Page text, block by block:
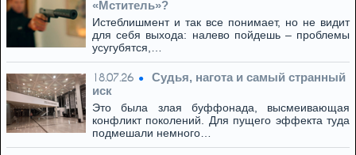
«Мститель»?
Истеблишмент и так все понимает, но не видит
для себя выхода: налево пойдешь – проблемы
усугубятся,…
18.07.26
Cудья, нагота и самый странный
иск
Это была злая буффонада, высмеивающая
конфликт поколений. Для пущего эффекта туда
подмешали немного…